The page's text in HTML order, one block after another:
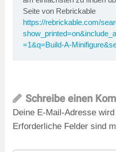
Seite von Rebrickable
https://rebrickable.com/
=1&q=Build-A-
Schreibe einen
Deine E-Mail-Adresse
Erforderliche Felder sind